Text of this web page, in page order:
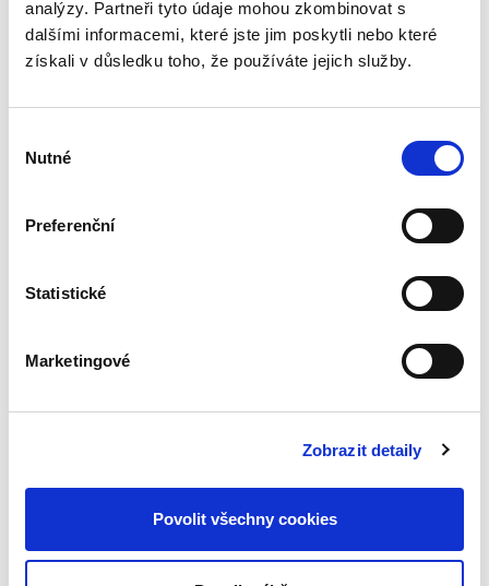
analýzy. Partneři tyto údaje mohou zkombinovat s
dalšími informacemi, které jste jim poskytli nebo které
získali v důsledku toho, že používáte jejich služby.
souhlasu
Nutné
Preferenční
Statistické
Marketingové
Zobrazit detaily
Povolit všechny cookies
2. vydání
2. VYDÁNÍ
Jakub Dohnal ,
s obchodními smlouvami. Cílem výkladu nejsou
teoretické rozbory, ale tipy pro praxi a
nakládání se
státním majetkem